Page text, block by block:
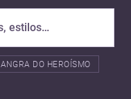
ANGRA DO HEROÍSMO